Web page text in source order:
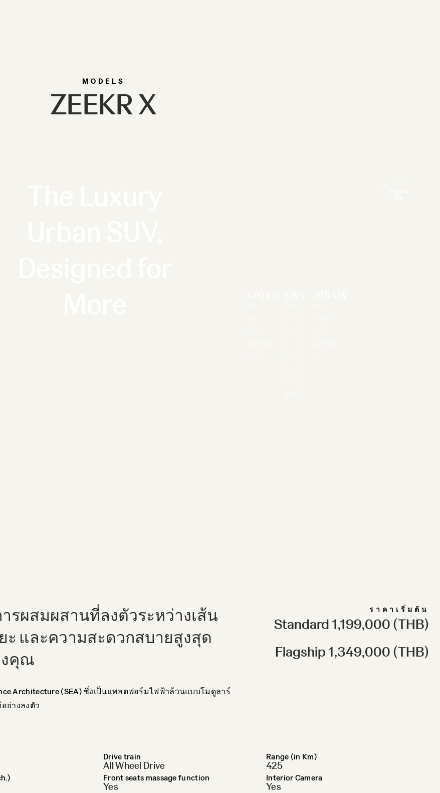
MODELS
ZEEKR X
ารผสมผสานที่ลงตัวระหว่างเส้น
ะ และความสะดวกสบายสูงสุด
งคุณ
Architecture (SEA) ซึ่งเป็นแพลตฟอร์มไฟฟ้าล้วนแบบโมดูลาร์
ย่างลงตัว
ราคาเริ่มต้น
Standard 1,199,000 (THB)
Flagship 1,349,000 (THB)
Drive train
All Wheel Drive
Range (in Km)
425
Front seats massage function
Yes
Interior Camera
Yes